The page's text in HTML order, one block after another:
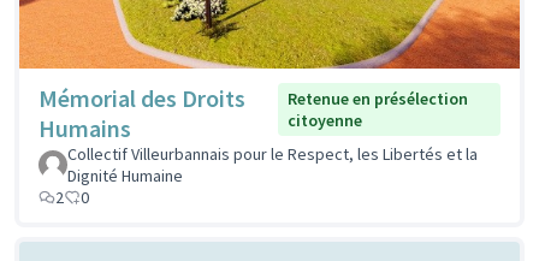
Mémorial des Droits
Humains
Retenue en présélection
citoyenne
Collectif Villeurbannais pour le Respect, les Libertés et la
Dignité Humaine
2
0